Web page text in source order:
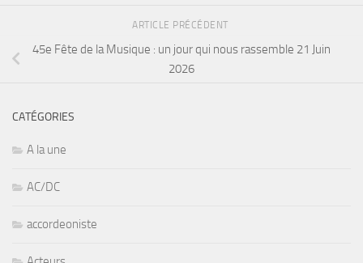
ARTICLE PRÉCÉDENT
45e Fête de la Musique : un jour qui nous rassemble 21 Juin
2026
CATÉGORIES
A la une
AC/DC
accordeoniste